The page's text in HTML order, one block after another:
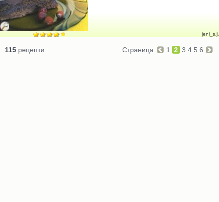
jeni_s.j.
115 рецепти Страница 1 2 3 4 5 6